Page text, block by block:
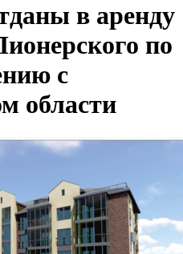
в аренду
по
с
области